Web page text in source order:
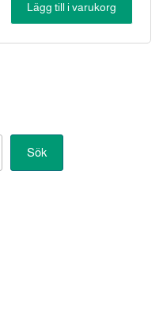
Lägg till i varukorg
Sök